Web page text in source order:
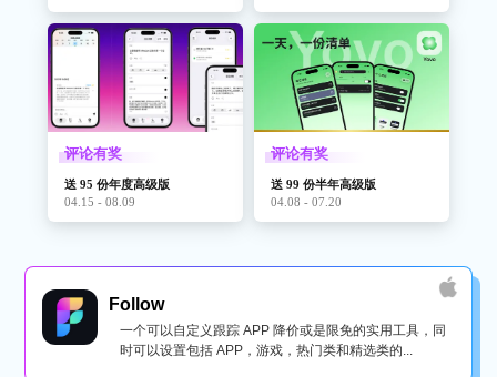
评论有奖
送 95 份年度高级版
04.15 - 08.09
评论有奖
送 99 份半年高级版
04.08 - 07.20
Follow
一个可以自定义跟踪 APP 降价或是限免的实用工具，同
时可以设置包括 APP，游戏，热门类和精选类的...